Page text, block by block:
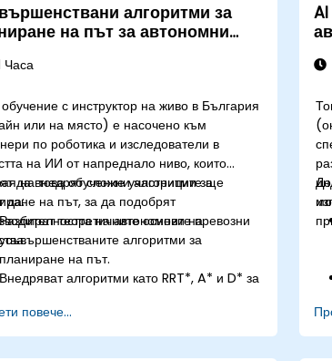
алгоритми за
на път за автономни
Часа
с инструктор на живо в България
или на място) е насочено към
по роботика и изследователи в
на ИИ от напреднало ниво, които
да внедрят сложни алгоритми за
на път, за да подобрят
на автономните превозни
на това обучение участниците ще
да:
Разбират теоретичните основи на
усъвършенстваните алгоритми за
планиране на път.
Внедряват алгоритми като RRT*, A* и D* за
Оптимизират планирането на път за
избягване на препятствия и в динамична
среда.
повече...